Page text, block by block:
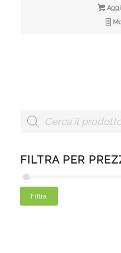
FILTRA PER
Filtra